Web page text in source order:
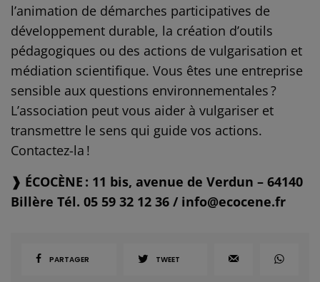
l’animation de démarches participatives de
développement durable, la création d’outils
pédagogiques ou des actions de vulgarisation et
médiation scientifique. Vous êtes une entreprise
sensible aux questions environnementales ?
L’association peut vous aider à vulgariser et
transmettre le sens qui guide vos actions.
Contactez-la !
❱ ÉCOCÈNE : 11 bis, avenue de Verdun – 64140
Billère Tél. 05 59 32 12 36 / info@ecocene.fr
PARTAGER TWEET